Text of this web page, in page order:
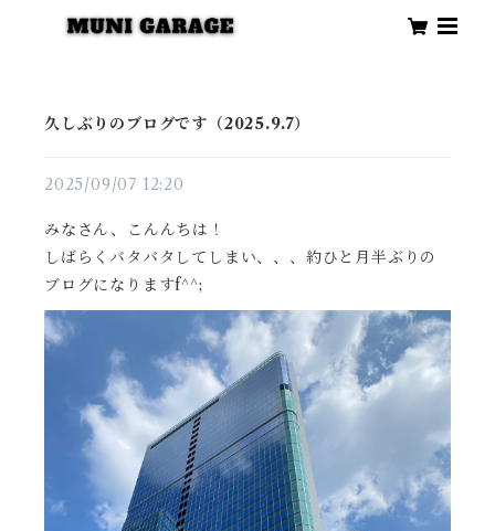
久しぶりのブログです（2025.9.7）
2025/09/07 12:20
みなさん、こんんちは！
しばらくバタバタしてしまい、、、約ひと月半ぶりの
ブログになりますf^^;